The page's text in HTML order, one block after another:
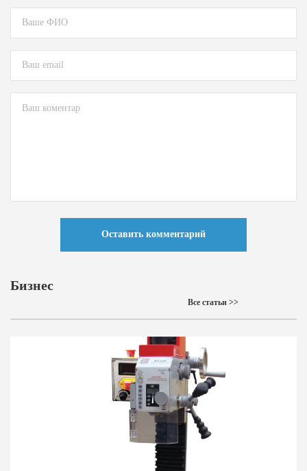
Оставить комментарий
Бизнес
Все статьи >>